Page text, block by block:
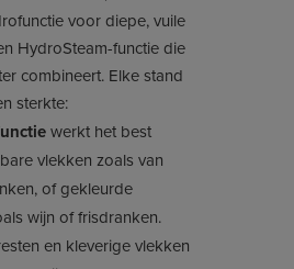
voor diepe, vuile
HydroSteam-functie die
combineert. Elke stand
sterkte:
werkt het best
vlekken zoals van
of gekleurde
wijn of frisdranken.
en kleverige vlekken